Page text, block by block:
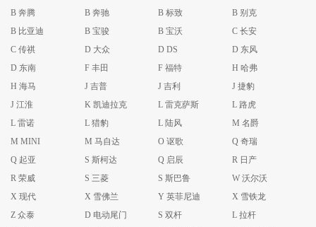
B 奔腾
B 奔驰 B 标致
B 别克
B 比亚迪
B 宝骏 B 宝沃
C 长安
C 传祺
D 大众 D DS
D 东风
D 东南
F 丰田 F 福特
H 哈弗
H 海马
J 吉普 J 吉利
J 捷豹
J 江淮
K 凯迪拉克 L 雷克萨斯
L 路虎
L 雷诺
L 猎豹 L 陆风
M 名爵
M MINI
M 马自达 O 讴歌
Q 奇瑞
Q 起亚
S 斯柯达 Q 启辰
R 日产
R 荣威
S 三菱 S 斯巴鲁
W 沃尔沃
X 现代
X 雪佛兰 Y 英菲尼迪
X 雪铁龙
Z 众泰
D 电动尾门 S 双杆
L 拉杆